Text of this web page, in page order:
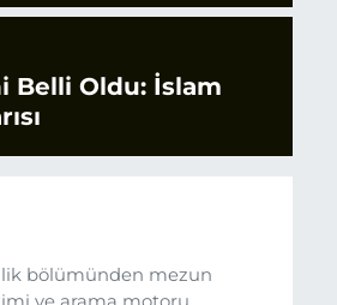
Belli Oldu: İslam
bölümünden mezun